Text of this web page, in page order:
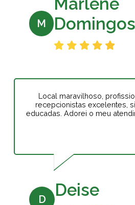
M
Marlene
Domingos
Local maravilhoso,
recepcionistas excelentes,
educadas. Adorei o meu
D Deise